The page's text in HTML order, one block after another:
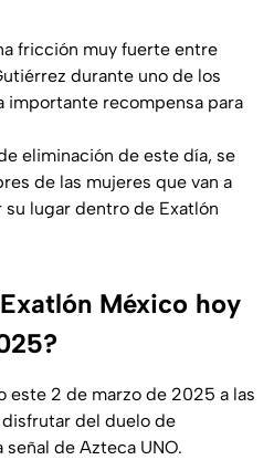
fricción muy fuerte entre
durante uno de los
importante recompensa para
eliminación de este día, se
de las mujeres que van a
lugar dentro de Exatlón
México hoy
este 2 de marzo de 2025 a las
del duelo de
de Azteca UNO.